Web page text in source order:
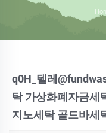
q0H_텔레
탁 가상화폐자금세
지노세탁 골드바세